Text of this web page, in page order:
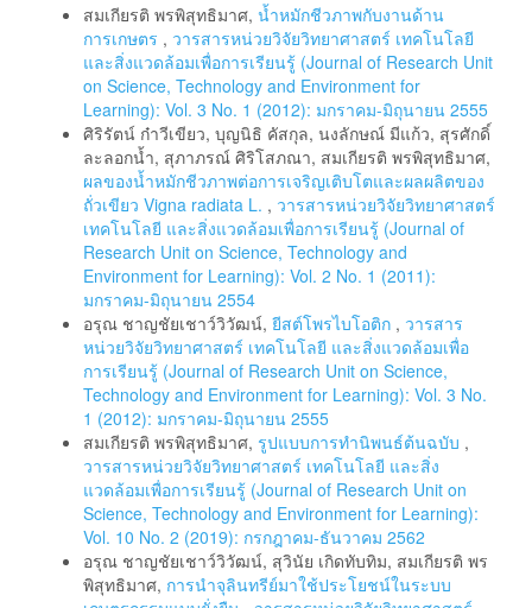
สมเกียรติ พรพิสุทธิมาศ, น้ำหมักชีวภาพกับงานด้าน
การเกษตร , วารสารหน่วยวิจัยวิทยาศาสตร์ เทคโนโลยี
และสิ่งแวดล้อมเพื่อการเรียนรู้ (Journal of Research Unit
on Science, Technology and Environment for
Learning): Vol. 3 No. 1 (2012): มกราคม-มิถุนายน 2555
ศิริรัตน์ ก๋าวีเขียว, บุญนิธิ คัสกุล, นงลักษณ์ มีแก้ว, สุรศักดิ์
ละลอกน้ำ, สุภาภรณ์ ศิริโสภณา, สมเกียรติ พรพิสุทธิมาศ,
ผลของน้ำหมักชีวภาพต่อการเจริญเติบโตและผลผลิตของ
ถั่วเขียว Vigna radiata L. , วารสารหน่วยวิจัยวิทยาศาสตร์
เทคโนโลยี และสิ่งแวดล้อมเพื่อการเรียนรู้ (Journal of
Research Unit on Science, Technology and
Environment for Learning): Vol. 2 No. 1 (2011):
มกราคม-มิถุนายน 2554
อรุณ ชาญชัยเชาว์วิวัฒน์, ยีสต์โพรไบโอติก , วารสาร
หน่วยวิจัยวิทยาศาสตร์ เทคโนโลยี และสิ่งแวดล้อมเพื่อ
การเรียนรู้ (Journal of Research Unit on Science,
Technology and Environment for Learning): Vol. 3 No.
1 (2012): มกราคม-มิถุนายน 2555
สมเกียรติ พรพิสุทธิมาศ, รูปแบบการทํานิพนธ์ต้นฉบับ ,
วารสารหน่วยวิจัยวิทยาศาสตร์ เทคโนโลยี และสิ่ง
แวดล้อมเพื่อการเรียนรู้ (Journal of Research Unit on
Science, Technology and Environment for Learning):
Vol. 10 No. 2 (2019): กรกฎาคม-ธันวาคม 2562
อรุณ ชาญชัยเชาว์วิวัฒน์, สุวินัย เกิดทับทิม, สมเกียรติ พร
พิสุทธิมาศ, การนำจุลินทรีย์มาใช้ประโยชน์ในระบบ